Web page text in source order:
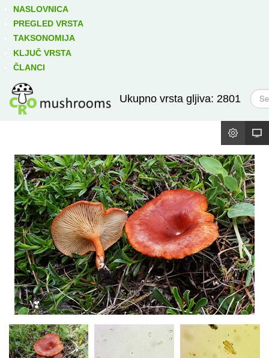
NASLOVNICA
PREGLED VRSTA
TAKSONOMIJA
KLJUČ VRSTA
ČLANCI
Ukupno vrsta gljiva: 2801
T
r
ž
Izravno podređene niže takse: